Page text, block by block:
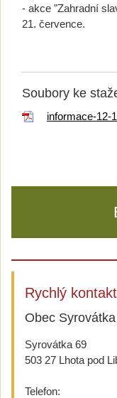
- akce "Zahradní
21. července.
Soubory ke
informace-12-
Rychlý kontakt
Obec Syrovátka
Syrovátka 69
503 27 Lhota pod
Telefon: